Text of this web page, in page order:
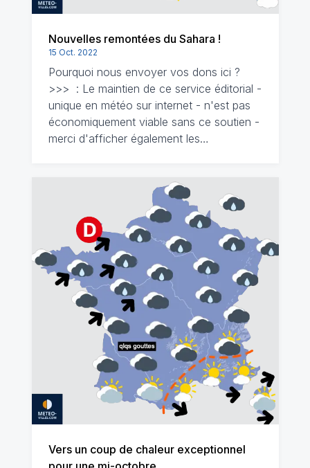
Nouvelles remontées du Sahara !
15 Oct. 2022
Pourquoi nous envoyer vos dons ici ?
>>> : Le maintien de ce service éditorial -
unique en météo sur internet - n'est pas
économiquement viable sans ce soutien -
merci d'afficher également les…
Vers un coup de chaleur exceptionnel